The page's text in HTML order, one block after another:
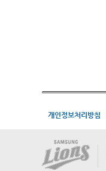
개인정보처리방침